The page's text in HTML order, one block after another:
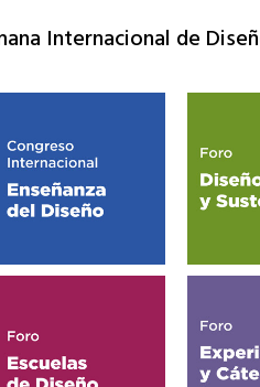
Internacional de